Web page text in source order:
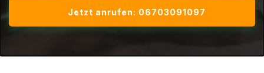
Jetzt anrufen: 06703091097